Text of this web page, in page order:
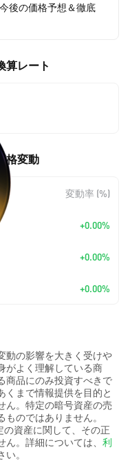
後の価格予想＆徹底
算レート
格変動
変動率 (%)
+0.00%
+0.00%
+0.00%
動の影響を大きく受けや
がよく理解している商
商品にのみ投資すべきで
くまで情報提供を目的と
ん。特定の暗号資産の売
のではありません。
資産に関して、その正
。詳細については、 利
。